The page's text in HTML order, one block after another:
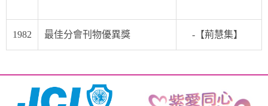
1982 最佳分會刊物優異獎 -【荊慧集】